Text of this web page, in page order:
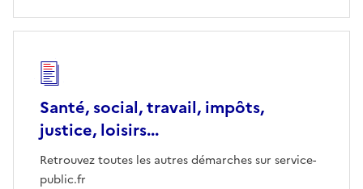
Santé, social, travail, impôts,
justice, loisirs...
Retrouvez toutes les autres démarches sur service-
public.fr